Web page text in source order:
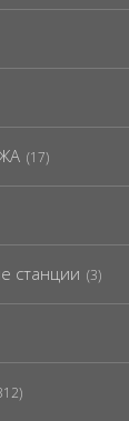
(17)
станции (3)